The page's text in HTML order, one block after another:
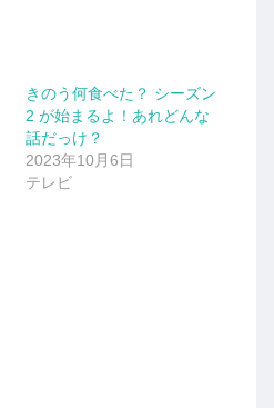
きのう何食べた？ シーズン
2 が始まるよ！あれどんな
話だっけ？
2023年10月6日
テレビ